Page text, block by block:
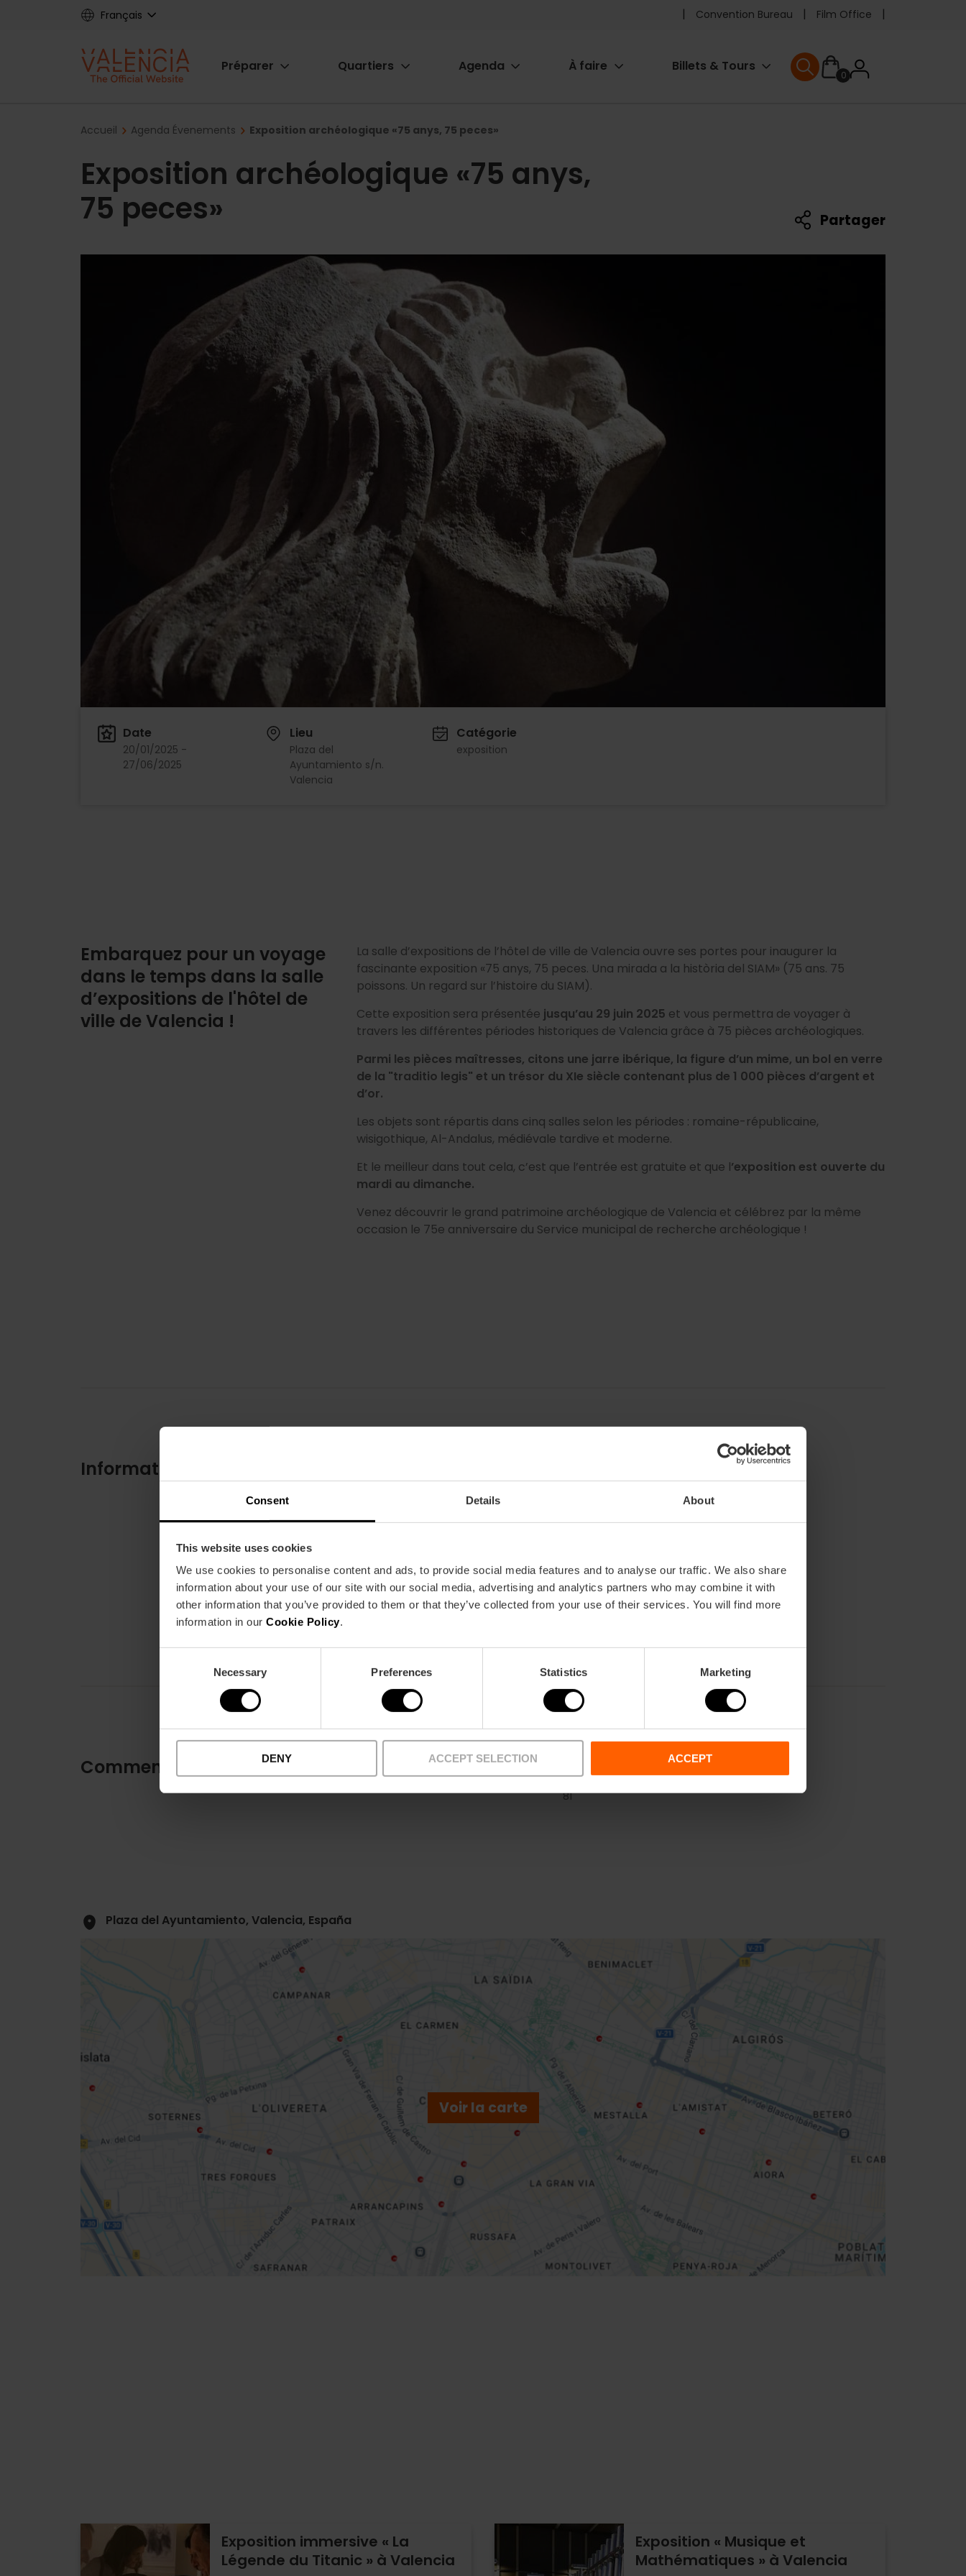
Consent Details About
This website uses cookies
We use cookies to personalise content and ads, to provide social media features and to analyse our traffic. We also share
information about your use of our site with our social media, advertising and analytics partners who may combine it with
other information that you’ve provided to them or that they’ve collected from your use of their services. You will find more
information in our Cookie Policy.
Necessary Preferences Statistics Marketing
DENY ACCEPT SELECTION ACCEPT
Français
Pre
header
Convention Bureau Film Office
Main
Préparer Quartiers Agenda À faire Billets & Tours
0User
User menu
Breadcrumb
Accueil Agenda Évenements Exposition archéologique «75 anys, 75 peces»
Exposition archéologique «75 anys,
75 peces»
Partager
Date
20/01/2025 -
27/06/2025
Lieu
Plaza del
Ayuntamiento s/n.
Valencia
Catégorie
exposition
Embarquez pour un voyage
dans le temps dans la salle
d’expositions de l'hôtel de
ville de Valencia !
La salle d’expositions de l’hôtel de ville de Valencia ouvre ses portes pour inaugurer la
fascinante exposition «75 anys, 75 peces. Una mirada a la història del SIAM» (75 ans. 75
poissons. Un regard sur l’histoire du SIAM).
Cette exposition sera présentée jusqu’au 29 juin 2025 et vous permettra de voyager à
travers les différentes périodes historiques de Valencia grâce à 75 pièces archéologiques.
Parmi les pièces maîtresses, citons une jarre ibérique, la figure d’un mime, un bol en verre
de la "traditio legis" et un trésor du XIe siècle contenant plus de 1 000 pièces d’argent et
d’or.
Les objets sont répartis dans cinq salles selon les périodes : romaine-républicaine,
wisigothique, Al-Andalus, médiévale tardive et moderne.
Et le meilleur dans tout cela, c’est que l’entrée est gratuite et que l’exposition est ouverte du
mardi au dimanche.
Venez découvrir le grand patrimoine archéologique de Valencia et célébrez par la même
occasion le 75e anniversaire du Service municipal de recherche archéologique !
Informations pratiques
20/01/2025 - 27/06/2025
Du mardi au samedi de 10h00 à 14h00 et de 15h00 à 19h00.
Tickets
Gratuit.
Comment s'y rendre
L3,L5,L9 4,6,10,
81
Plaza del Ayuntamiento, Valencia, España
Voir la carte
Directions
sidebar
Exposition immersive « La
Légende du Titanic » à Valencia
Exposition « Musique et
Mathématiques » à Valencia